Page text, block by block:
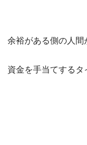
余裕がある側の人間
資金を手当てするタ